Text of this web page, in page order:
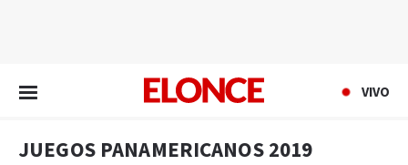
VIVO
JUEGOS PANAMERICANOS 2019